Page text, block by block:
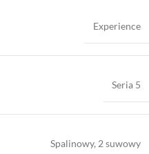
Experience
Seria 5
Spalinowy, 2 suwowy